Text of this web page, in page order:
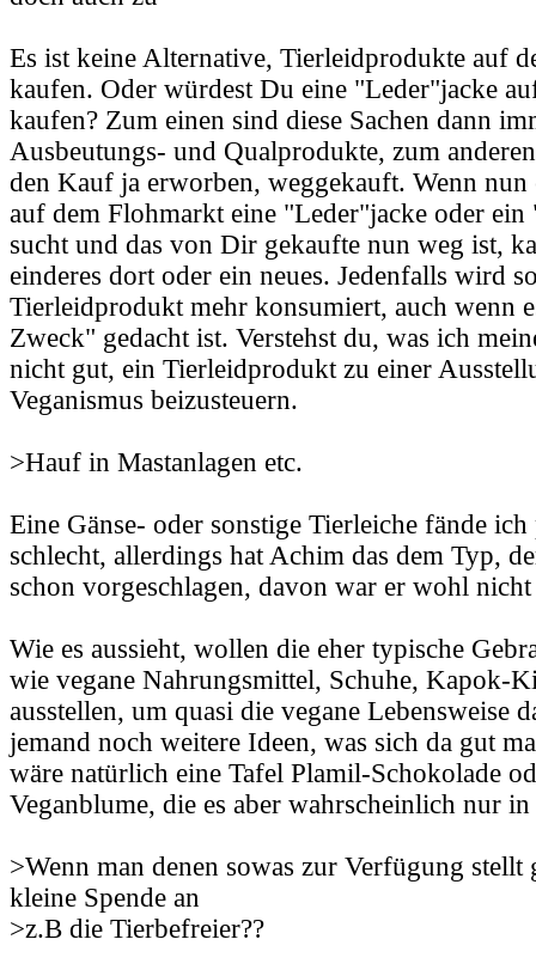
Es ist keine Alternative, Tierleidprodukte auf
kaufen. Oder würdest Du eine "Leder"jacke
kaufen? Zum einen sind diese Sachen dann
Ausbeutungs- und Qualprodukte, zum
den Kauf ja erworben, weggekauft. Wenn
auf dem Flohmarkt eine "Leder"jacke oder ein
sucht und das von Dir gekaufte nun weg ist,
einderes dort oder ein neues. Jedenfalls wird
Tierleidprodukt mehr konsumiert, auch wenn
Zweck" gedacht ist. Verstehst du, was ich
nicht gut, ein Tierleidprodukt zu einer
Veganismus beizusteuern.
>Hauf in Mastanlagen etc.
Eine Gänse- oder sonstige Tierleiche fände
schlecht, allerdings hat Achim das dem Typ,
schon vorgeschlagen, davon war er wohl nicht
Wie es aussieht, wollen die eher typische
wie vegane Nahrungsmittel, Schuhe, Kapok-
ausstellen, um quasi die vegane Lebensweise
jemand noch weitere Ideen, was sich da gut
wäre natürlich eine Tafel Plamil-Schokolade
Veganblume, die es aber wahrscheinlich nur
>Wenn man denen sowas zur Verfügung stellt
kleine Spende an
>z.B die Tierbefreier??